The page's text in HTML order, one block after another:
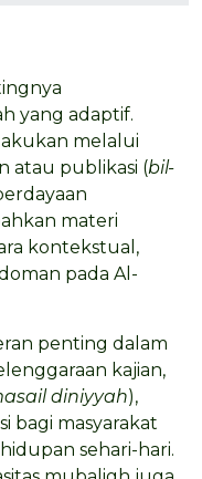
yang adaptif.
melalui
atau publikasi (bil-
materi
kontekstual,
pada Al-
penting dalam
kajian,
diniyyah),
bagi masyarakat
sehari-hari.